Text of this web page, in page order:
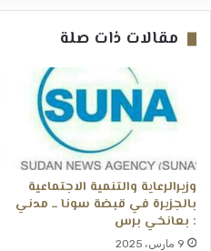
مقالات ذات صلة
وزيرالرعاية والتنمية الاجتماعية
بالجزيرة في قبضة سونا ــ مدني
: بعانخي برس
9 مارس، 2025